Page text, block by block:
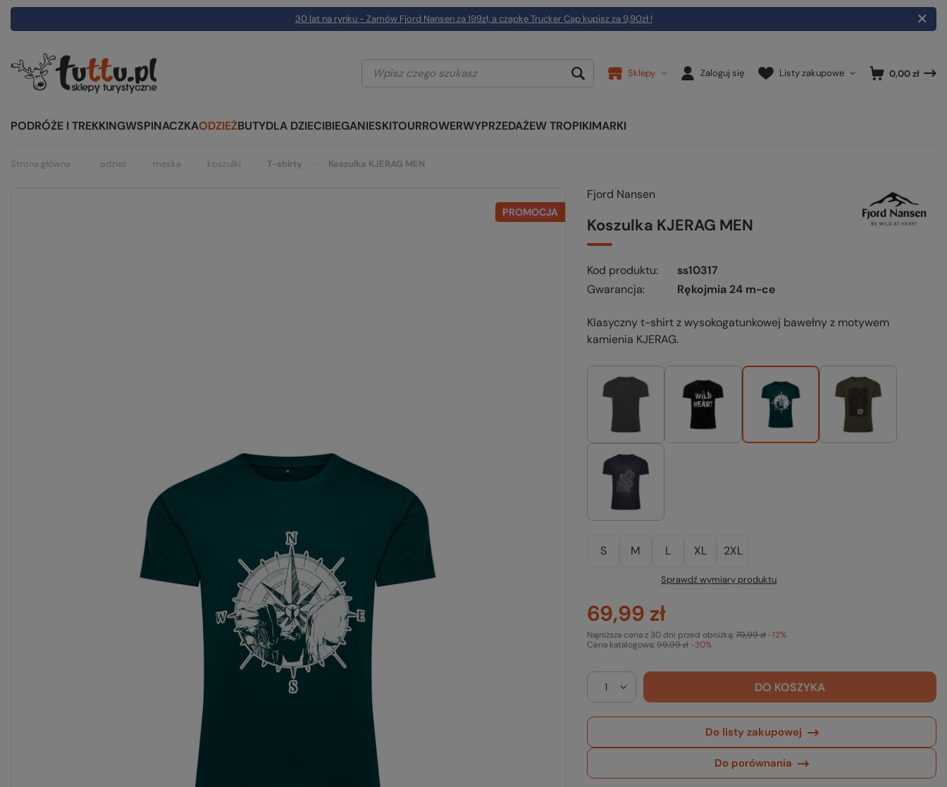
30 lat na rynku - Zamów Fjord Nansen za 199zł, a czapkę Trucker Cap kupisz za 9,90zł !
Sklepy Zaloguj się Listy zakupowe 0,00 zł
PODRÓŻE I TREKKINGWSPINACZKAODZIEŻBUTYDLA DZIECIBIEGANIESKITOURROWERWYPRZEDAŻEW TROPIKIMARKI
Strona główna odzież męska koszulki T-shirty Koszulka KJERAG MEN
PROMOCJA
Fjord Nansen
Koszulka KJERAG MEN
Kod produktu
ss10317
Gwarancja
Rękojmia 24 m-ce
Klasyczny t-shirt z wysokogatunkowej bawełny z motywem
kamienia KJERAG.
S M L XL 2XL
Sprawdź wymiary produktu
69,99 zł
Cena katalogowa:99,99 zł -30%
Najniższa cena z 30 dni przed obniżką:79,99 zł -12%
DO KOSZYKA
Do listy zakupowej
Do porównania